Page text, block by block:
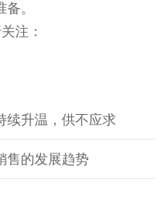
。
注：
续升温，供不应求
售的发展趋势